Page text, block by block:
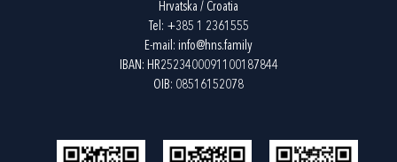
Hrvatska / Croatia
Tel: +385 1 2361555
E-mail: info@hns.family
IBAN: HR2523400091100187844
OIB: 08516152078